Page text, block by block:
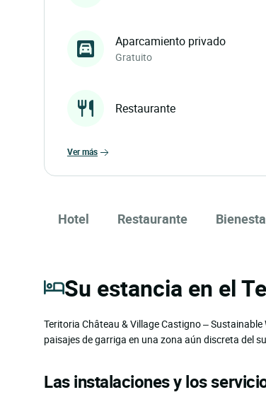
Aparcamiento privado
Gratuito
Restaurante
ver más
Hotel Restaurante
Su estancia en el
Teritoria Château & Village Castigno –
paisajes de garriga en una zona aún discreta del
Las instalaciones y los